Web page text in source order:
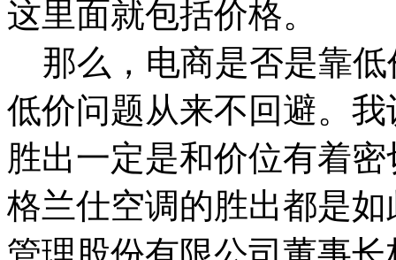
这里面就包括价格。
那么，电商是否是靠低
低价问题从来不回避。
胜出一定是和价位有着
格兰仕空调的胜出都是